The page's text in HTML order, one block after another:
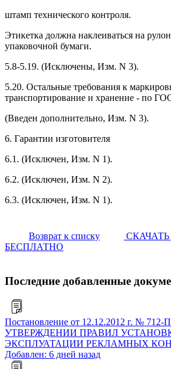
штамп технического контроля.
Этикетка должна наклеиваться на
упаковочной бумаги.
5.8-5.19. (Исключены, Изм. N 3).
5.20. Остальные требования к
транспортирование и хранение - по
(Введен дополнительно, Изм. N 3).
6. Гарантии изготовителя
6.1. (Исключен, Изм. N 1).
6.2. (Исключен, Изм. N 2).
6.3. (Исключен, Изм. N 1).
Возврат к списку
БЕСПЛАТНО
Последние добавленные
Постановление от 12.12.2012 г. №
УТВЕРЖДЕНИИ ПРАВИЛ
ЭКСПЛУАТАЦИИ РЕКЛАМНЫХ
Добавлен: 6 дней назад